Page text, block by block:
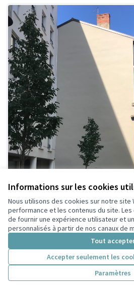
Informations sur les cookies
Nous utilisons des cookies sur notre site
performance et les contenus du site.
de fournir une expérience utilisateur et
personnalisés à partir de nos canaux de
Tout
Accepter seulement les
Paramètres